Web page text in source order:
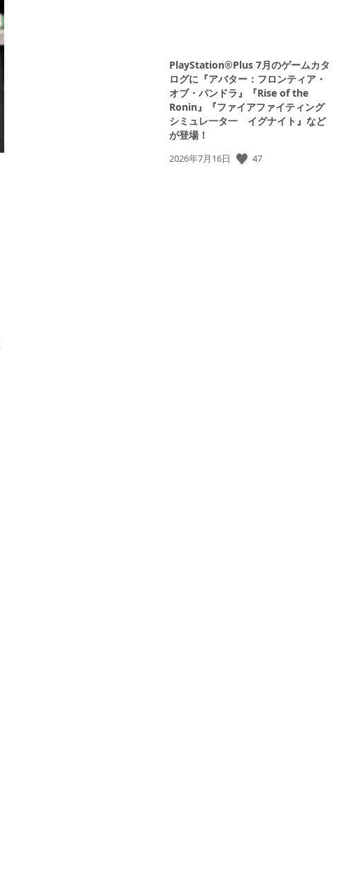
PlayStation®Plus 7月のゲームカタ
ログに『アバター：フロンティア・
オブ・パンドラ』『Rise of the
Ronin』『ファイアファイティング
シミュレ一タ一 イグナイト』など
が登場！
公
2026年7月16日 47